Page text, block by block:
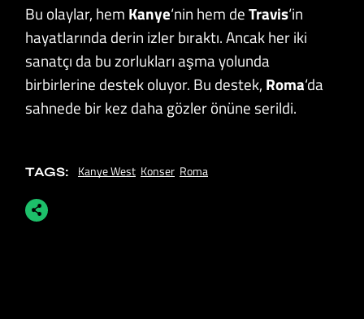
Bu olaylar, hem Kanye‘nin hem deTravis‘in
hayatlarında derin izler bıraktı. Ancak her iki
sanatçı da bu zorlukları aşma yolunda
birbirlerine destek oluyor. Bu destek, Roma‘da
sahnede bir kez daha gözler önüne serildi.
TAGS: Kanye West Konser Roma